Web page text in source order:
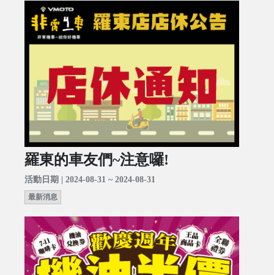
羅東的車友們~注意囉!
活動日期 | 2024-08-31 ~ 2024-08-31
最新消息